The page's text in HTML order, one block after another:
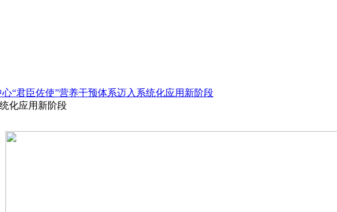
“君臣佐使”营养干预体系迈入系统化应用新阶段
化应用新阶段